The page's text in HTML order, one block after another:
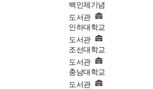
백인제기념
도서관
인하대학교
도서관
조선대학교
도서관
충남대학교
도서관